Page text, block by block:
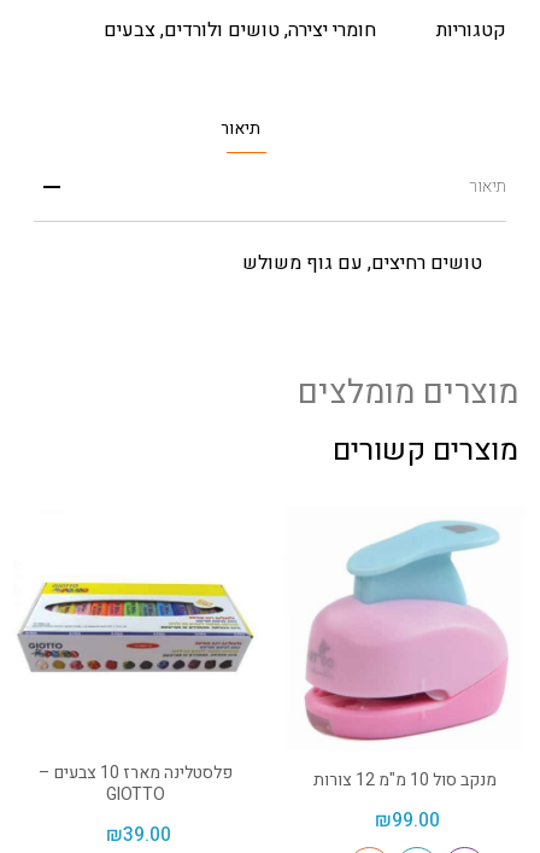
קטגוריות
חומרי יצירה,טושים ולורדים,צבעים
תיאור
תיאור
טושים רחיצים, עם גוף משולש
מוצרים מומלצים
מוצרים קשורים
מנקב סול 10 מ"מ 12 צורות
₪99.00
פלסטלינה מארז 10 צבעים –
GIOTTO
₪39.00